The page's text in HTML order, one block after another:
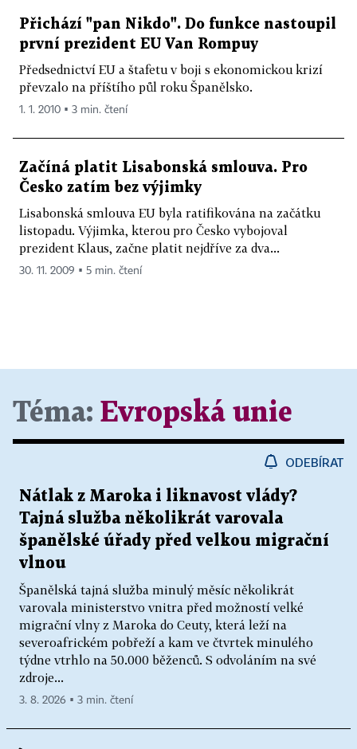
Přichází "pan Nikdo". Do funkce nastoupil
první prezident EU Van Rompuy
Předsednictví EU a štafetu v boji s ekonomickou krizí
převzalo na příštího půl roku Španělsko.
1. 1. 2010 ▪ 3 min. čtení
Začíná platit Lisabonská smlouva. Pro
Česko zatím bez výjimky
Lisabonská smlouva EU byla ratifikována na začátku
listopadu. Výjimka, kterou pro Česko vybojoval
prezident Klaus, začne platit nejdříve za dva...
30. 11. 2009 ▪ 5 min. čtení
Téma: Evropská unie
ODEBÍRAT
Nátlak z Maroka i liknavost vlády?
Tajná služba několikrát varovala
španělské úřady před velkou migrační
vlnou
Španělská tajná služba minulý měsíc několikrát
varovala ministerstvo vnitra před možností velké
migrační vlny z Maroka do Ceuty, která leží na
severoafrickém pobřeží a kam ve čtvrtek minulého
týdne vtrhlo na 50.000 běženců. S odvoláním na své
zdroje...
3. 8. 2026 ▪ 3 min. čtení